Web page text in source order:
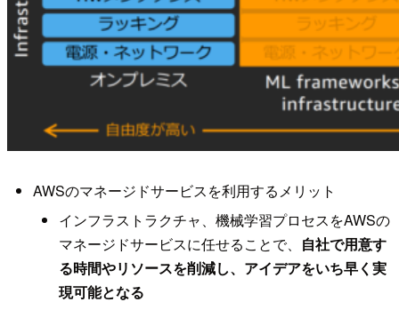
AWSのマネージドサービスを利用するメリット
インフラストラクチャ、機械学習プロセスをAWSの
マネージドサービスに任せることで、
自社で用意す
る時間やリソースを削減し、アイデアをいち早く実
現可能となる